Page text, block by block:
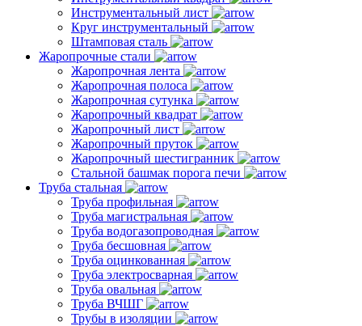
Инструментальный лист
Круг инструментальный
Штамповая сталь
Жаропрочные стали
Жаропрочная лента
Жаропрочная полоса
Жаропрочная сутунка
Жаропрочный квадрат
Жаропрочный лист
Жаропрочный пруток
Жаропрочный шестигранник
Стальной башмак порога печи
Труба стальная
Труба профильная
Труба магистральная
Труба водогазопроводная
Труба бесшовная
Труба оцинкованная
Труба электросварная
Труба овальная
Труба ВЧШГ
Трубы в изоляции